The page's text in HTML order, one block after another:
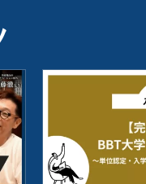
消
賞
受